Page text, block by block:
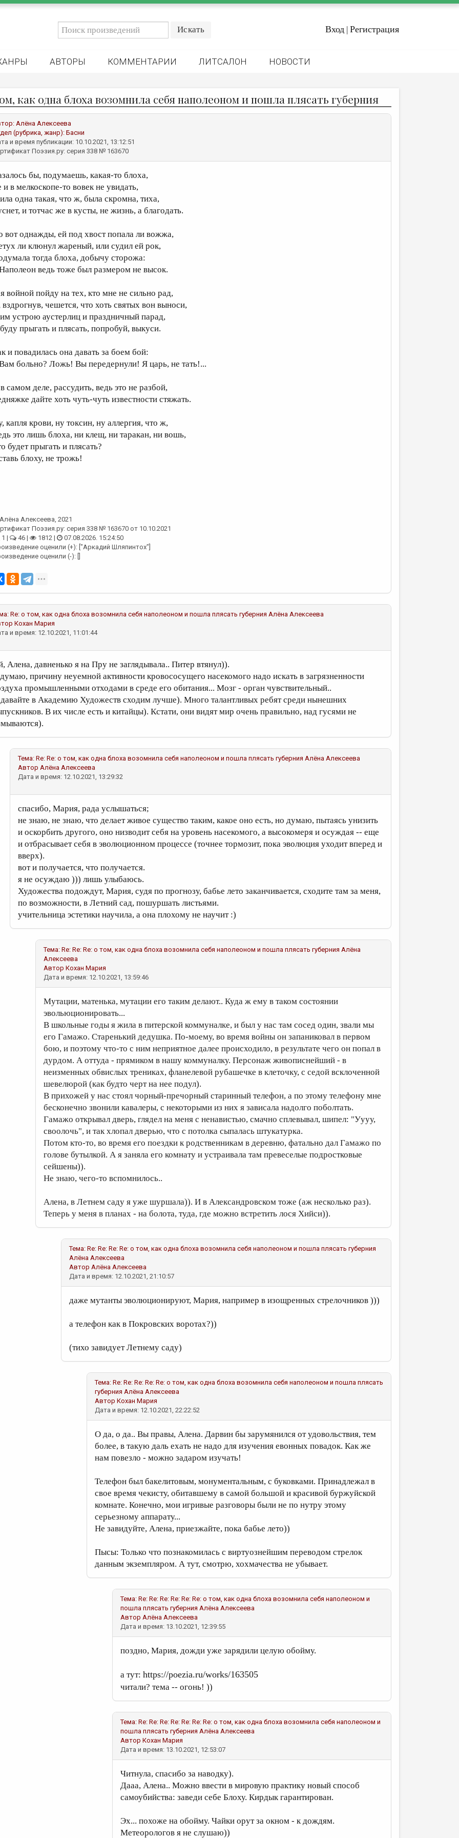
Вход | Регистрация
АВТОРЫ КОММЕНТАРИИ ЛИТСАЛОН НОВОСТИ
как одна блоха возомнила себя наполеоном и пошла плясать губерния
Алёна Алексеева
(рубрика, жанр):Басни
и время публикации: 10.10.2021, 13:12:51
Поэзия.ру: серия 338 № 163670
бы, подумаешь, какая-то блоха,
и в мелкоскопе-то вовек не увидать,
одна такая, что ж, была скромна, тиха,
и тотчас же в кусты, не жизнь, а благодать.
вот однажды, ей под хвост попала ли вожжа,
ли клюнул жареный, или судил ей рок,
тогда блоха, добычу сторожа:
ведь тоже был размером не высок.
войной пойду на тех, кто мне не сильно рад,
чешется, что хоть святых вон выноси,
устрою аустерлиц и праздничный парад,
прыгать и плясать, попробуй, выкуси.
и повадилась она давать за боем бой:
больно? Ложь! Вы передернули! Я царь, не тать!...
самом деле, рассудить, ведь это не разбой,
дайте хоть чуть-чуть известности стяжать.
капля крови, ну токсин, ну аллергия, что ж,
это лишь блоха, ни клещ, ни таракан, ни вошь,
будет прыгать и плясать?
блоху, не трожь!
Алёна Алексеева, 2021
Поэзия.ру: серия 338 № 163670 от 10.10.2021
1 |
46 | 1812 |
07.08.2026. 15:24:50
оценили (+): ["Аркадий Шляпинтох"]
оценили (-): []
Re: о том, как одна блоха возомнила себя наполеоном и пошла плясать губерния Алёна Алексеева
Кохан Мария
и время: 12.10.2021, 11:01:44
Алена, давненько я на Пру не заглядывала.. Питер втянул)).
причину неуемной активности кровососущего насекомого надо искать в загрязненности
промышленными отходами в среде его обитания... Мозг - орган чувствительный..
в Академию Художеств сходим лучше). Много талантливых ребят среди нынешних
В их числе есть и китайцы). Кстати, они видят мир очень правильно, над гусями не
Тема: Re: Re: о том, как одна блоха возомнила себя наполеоном и пошла плясать губерния Алёна Алексеева
Автор Алёна Алексеева
Дата и время: 12.10.2021, 13:29:32
спасибо, Мария, рада услышаться;
не знаю, не знаю, что делает живое существо таким, какое оно есть, но думаю, пытаясь унизить
и оскорбить другого, оно низводит себя на уровень насекомого, а высокомеря и осуждая -- еще
и отбрасывает себя в эволюционном процессе (точнее тормозит, пока эволюция уходит вперед и
вверх).
вот и получается, что получается.
я не осуждаю ))) лишь улыбаюсь.
Художества подождут, Мария, судя по прогнозу, бабье лето заканчивается, сходите там за меня,
по возможности, в Летний сад, пошуршать листьями.
учительница эстетики научила, а она плохому не научит :)
Тема: Re: Re: Re: о том, как одна блоха возомнила себя наполеоном и пошла плясать губерния Алёна
Алексеева
Автор Кохан Мария
Дата и время: 12.10.2021, 13:59:46
Мутации, матенька, мутации его таким делают.. Куда ж ему в таком состоянии
эвольюционировать...
В школьные годы я жила в питерской коммуналке, и был у нас там сосед один, звали мы
его Гамажо. Старенький дедушка. По-моему, во время войны он запаниковал в первом
бою, и поэтому что-то с ним неприятное далее происходило, в результате чего он попал в
дурдом. А оттуда - прямиком в нашу коммуналку. Персонаж живописнейший - в
неизменных обвислых трениках, фланелевой рубашечке в клеточку, с седой всклоченной
шевелюрой (как будто черт на нее подул).
В прихожей у нас стоял чорный-пречорный старинный телефон, а по этому телефону мне
бесконечно звонили кавалеры, с некоторыми из них я зависала надолго поболтать.
Гамажо открывал дверь, глядел на меня с ненавистью, смачно сплевывал, шипел: "Уууу,
своолочь", и так хлопал дверью, что с потолка сыпалась штукатурка.
Потом кто-то, во время его поездки к родственникам в деревню, фатально дал Гамажо по
голове бутылкой. А я заняла его комнату и устраивала там превеселые подростковые
сейшены)).
Не знаю, чего-то вспомнилось..
Алена, в Летнем саду я уже шуршала)). И в Александровском тоже (аж несколько раз).
Теперь у меня в планах - на болота, туда, где можно встретить лося Хийси)).
Тема: Re: Re: Re: Re: о том, как одна блоха возомнила себя наполеоном и пошла плясать губерния
Алёна Алексеева
Автор Алёна Алексеева
Дата и время: 12.10.2021, 21:10:57
даже мутанты эволюционируют, Мария, например в изощренных стрелочников )))
а телефон как в Покровских воротах?))
(тихо завидует Летнему саду)
Тема: Re: Re: Re: Re: Re: о том, как одна блоха возомнила себя наполеоном и пошла плясать
губерния Алёна Алексеева
Автор Кохан Мария
Дата и время: 12.10.2021, 22:22:52
О да, о да.. Вы правы, Алена. Дарвин бы зарумянился от удовольствия, тем
более, в такую даль ехать не надо для изучения евонных повадок. Как же
нам повезло - можно задаром изучать!
Телефон был бакелитовым, монументальным, с буковками. Принадлежал в
свое время чекисту, обитавшему в самой большой и красивой буржуйской
комнате. Конечно, мои игривые разговоры были не по нутру этому
серьезному аппарату...
Не завидуйте, Алена, приезжайте, пока бабье лето))
Пысы: Только что познакомилась с виртуознейшим переводом стрелок
данным экземпляром. А тут, смотрю, хохмачества не убывает.
Тема: Re: Re: Re: Re: Re: Re: о том, как одна блоха возомнила себя наполеоном и
пошла плясать губерния Алёна Алексеева
Автор Алёна Алексеева
Дата и время: 13.10.2021, 12:39:55
поздно, Мария, дожди уже зарядили целую обойму.
а тут: https://poezia.ru/works/163505
читали? тема -- огонь! ))
Тема: Re: Re: Re: Re: Re: Re: Re: о том, как одна блоха возомнила себя наполеоном и
пошла плясать губерния Алёна Алексеева
Автор Кохан Мария
Дата и время: 13.10.2021, 12:53:07
Читнула, спасибо за наводку).
Дааа, Алена.. Можно ввести в мировую практику новый способ
самоубийства: заведи себе Блоху. Кирдык гарантирован.
Эх... похоже на обойму. Чайки орут за окном - к дождям.
Метеорологов я не слушаю))